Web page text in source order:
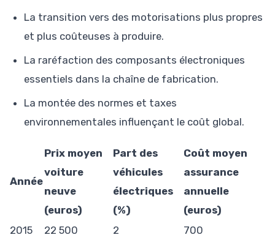
La transition vers des motorisations plus propres
et plus coûteuses à produire.
La raréfaction des composants électroniques
essentiels dans la chaîne de fabrication.
La montée des normes et taxes
environnementales influençant le coût global.
Année
Prix moyen
voiture
neuve
(euros)
Part des
véhicules
électriques
(%)
Coût moyen
assurance
annuelle
(euros)
2015
22 500 2
700